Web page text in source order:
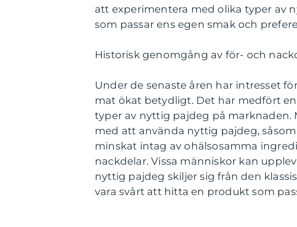
att experimentera med olika typer av
som passar ens egen smak och
Historisk genomgång av för- och
Under de senaste åren har intresset
mat ökat betydligt. Det har medfört
typer av nyttig pajdeg på marknaden.
med att använda nyttig pajdeg,
minskat intag av ohälsosamma
nackdelar. Vissa människor kan
nyttig pajdeg skiljer sig från den
vara svårt att hitta en produkt som